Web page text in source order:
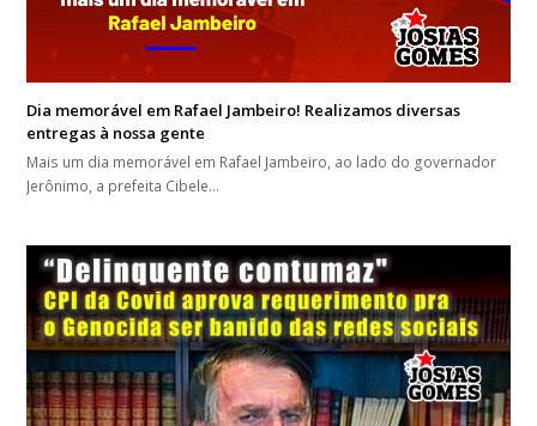
Dia memorável em Rafael Jambeiro! Realizamos diversas
entregas à nossa gente
Mais um dia memorável em Rafael Jambeiro, ao lado do governador
Jerônimo, a prefeita Cibele…